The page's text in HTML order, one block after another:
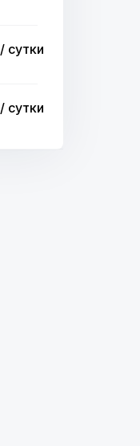
/ сутки
/ сутки